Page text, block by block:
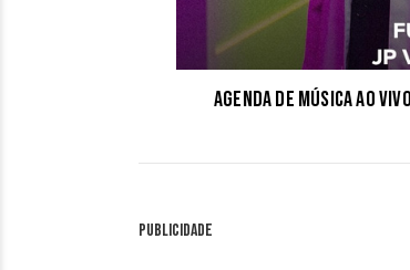
Agenda de música ao
Publicidade